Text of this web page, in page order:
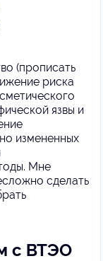
(прописать
риска
язвы и
измененных
Мне
сделать
с ВТЭО